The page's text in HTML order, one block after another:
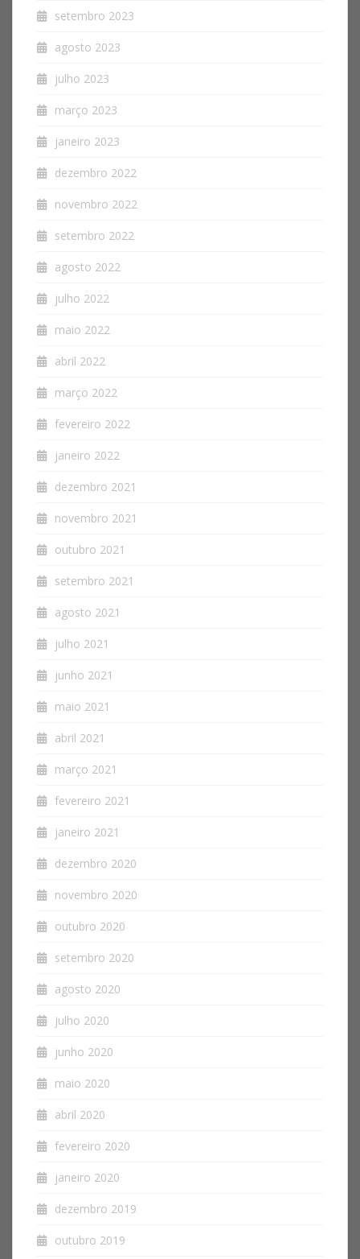
setembro 2023
agosto 2023
julho 2023
março 2023
janeiro 2023
dezembro 2022
novembro 2022
setembro 2022
agosto 2022
julho 2022
maio 2022
abril 2022
março 2022
fevereiro 2022
janeiro 2022
dezembro 2021
novembro 2021
outubro 2021
setembro 2021
agosto 2021
julho 2021
junho 2021
maio 2021
abril 2021
março 2021
fevereiro 2021
janeiro 2021
dezembro 2020
novembro 2020
outubro 2020
setembro 2020
agosto 2020
julho 2020
junho 2020
maio 2020
abril 2020
fevereiro 2020
janeiro 2020
dezembro 2019
outubro 2019